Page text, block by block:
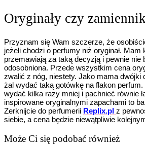
Oryginały czy
Przyznam się Wam szczerze, że
jeżeli chodzi o perfumy niż oryginał. Mam
przemawiają za taką decyzją i pewnie nie
odosobniona. Przede wszystkim cena
zwalić z nóg, niestety. Jako mama dwójki
żal wydać taką gotówkę na flakon
wydać kilka razy mniej i pachnieć równie
inspirowane oryginalnymi zapachami to
Zerknijcie do perfumerii Replix.pl z
siebie, a cena będzie niewątpliwie
Może Ci się podobać również